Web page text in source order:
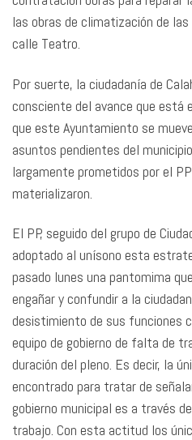
las obras de climatización de
calle Teatro.
Por suerte, la ciudadanía de
consciente del avance que está
que este Ayuntamiento se
asuntos pendientes del
largamente prometidos por el
materializaron.
El PP, seguido del grupo de
adoptado al unísono esta
pasado lunes una pantomima
engañar y confundir a la
desistimiento de sus funciones
equipo de gobierno de falta de
duración del pleno. Es decir, la
encontrado para tratar de
gobierno municipal es a través
trabajo. Con esta actitud los